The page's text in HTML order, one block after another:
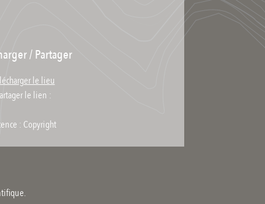
/ Partager
le lieu
le lien :
: Copyright